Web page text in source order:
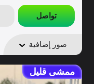
تواصل
صور إضافية
ممشى قليل